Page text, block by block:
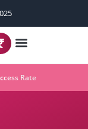
Rate